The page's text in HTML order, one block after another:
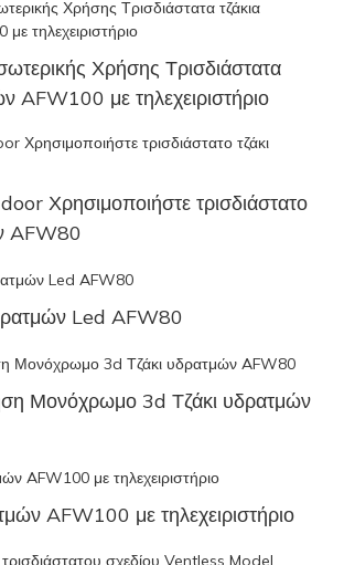
Χρήσης Τρισδιάστατα
AFW100 με τηλεχειριστήριο
Χρησιμοποιήστε τρισδιάστατο
AFW80
Led AFW80
Μονόχρωμο 3d Τζάκι υδρατμών
AFW100 με τηλεχειριστήριο